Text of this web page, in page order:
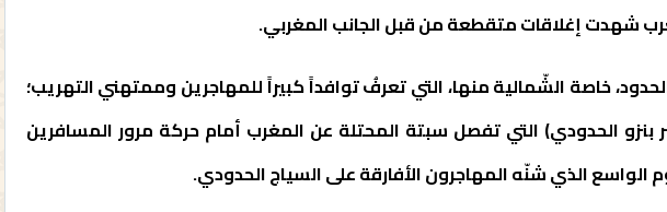
شهدت إغلاقات متقطعة من قبل الجانب المغربي.
خاصة الشّمالية منها، التي تعرفُ توافداً كبيراً للمهاجرين وممتهني التهريب؛
الحدودي) التي تفصل سبتة المحتلة عن المغرب أمام حركة مرور المسافرين
الواسع الذي شنّه المهاجرون الأفارقة على السياج الحدودي.